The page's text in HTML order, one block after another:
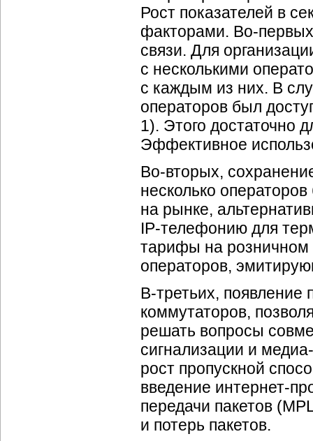
Рост показателей в
факторами. Во-первых
связи. Для
с несколькими
с каждым из них. В
операторов был
1). Этого достаточно
Эффективное
Во-вторых,
несколько
на рынке,
IP-телефонию для
тарифы на розничном
операторов,
В-третьих, появление
коммутаторов,
решать вопросы
сигнализации и
рост пропускной
введение интернет-
передачи пакетов
и потерь пакетов.